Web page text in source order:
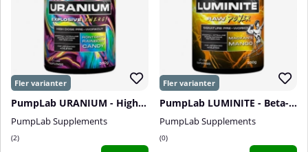
PumpLab URANIUM - High Dose PWO, 550 g
PumpLab Supplements
2
PumpLab LUMINITE - Beta-Alanine Free PWO, 550 g
PumpLab Supplements
0